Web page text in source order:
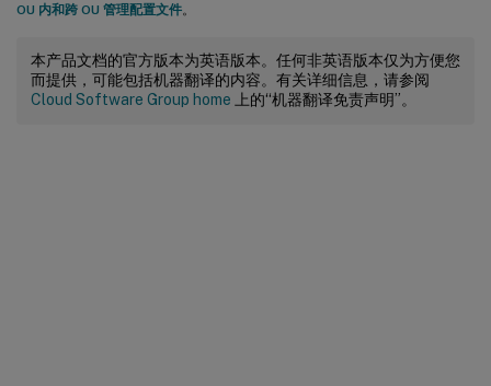
OU 内和跨 OU 管理配置文件。
本产品文档的官方版本为英语版本。任何非英语版本仅为方便您
而提供，可能包括机器翻译的内容。有关详细信息，请参阅
Cloud Software Group home 上的“机器翻译免责声明”。